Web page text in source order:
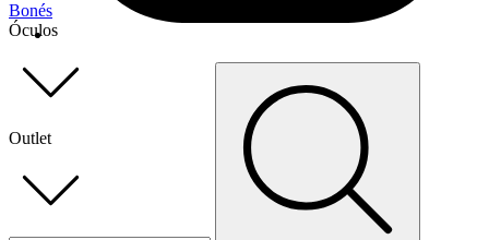
Bonés
Óculos
Outlet